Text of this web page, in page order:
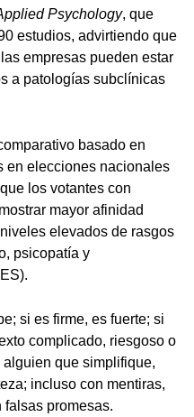
Psychology, que
estudios, advirtiendo que
empresas pueden estar
a patologías subclínicas
basado en
en elecciones nacionales
los votantes con
mayor afinidad
elevados de rasgos
psicopatía y
si es firme, es fuerte; si
complicado, riesgoso o
que simplifique,
incluso con mentiras,
promesas.